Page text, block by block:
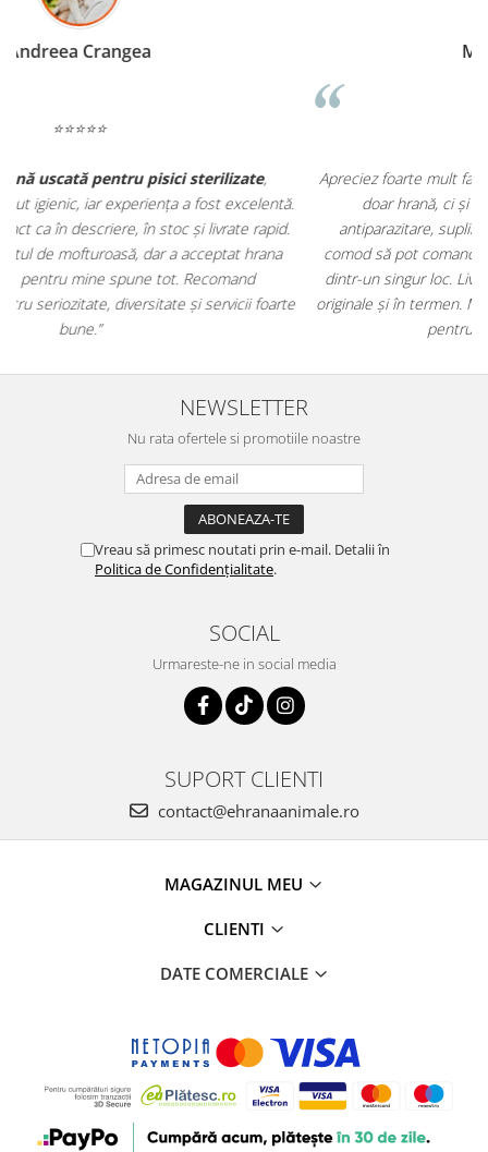
Apreciez foarte mult faptul că peehranaanimale.rogăsesc nu
doar hrană, ci și produse dinfarmacia veterinară:
antiparazitare, suplimente și soluții de îngrijire. Este foarte
comod să pot comanda tot ce am nevoie pentru animalul meu
dintr-un singur loc. Livrarea a fost rapidă, iar produsele au fost
originale și în termen. Magazin serios, bine organizat și foarte util
NEWSLETTER
Nu rata ofertele si promotiile noastre
Vreau să primesc noutati prin e-mail. Detalii în
Politica de Confidențialitate.
SOCIAL
Urmareste-ne in social media
SUPORT CLIENTI
contact@ehranaanimale.ro
MAGAZINUL MEU
CLIENTI
DATE COMERCIALE